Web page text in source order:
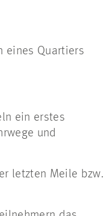
eines Quartiers
ein erstes
und
letzten Meile bzw.